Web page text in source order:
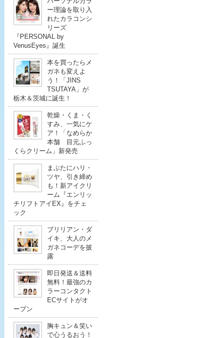
ー理論を取り入
れたカラコンシ
リーズ
『PERSONAL by
VenusEyes』誕生
本を買ったらメ
ガネも変えよ
う！「JINS
TSUTAYA」が
栃木＆茨城に誕生！
乾燥・くま・く
すみ、一気にケ
ア！「なめらか
本舗 目元ふっ
くらクリーム」新発売
まぶたにハリ・
ツヤ、引き締め
も！新アイクリ
ーム『エンリッ
チリフトアイEX』をチェ
ック
ブリリアン・ダ
イキ、大人のメ
ガネコーデを披
露
即日発送＆送料
無料！最強のカ
ラーコンタクト
ECサイトがオ
ープン
胸キュン＆笑い
で心うるおう！